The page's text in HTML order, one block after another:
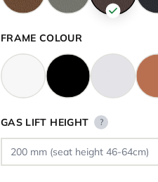
FRAME COLOUR
GAS LIFT HEIGHT ?